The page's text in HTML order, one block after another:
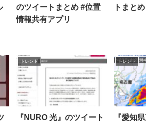
のツイートまとめ #位置
情報共有アプリ
トまと
トレンド
『NURO 光』のツイート
トレンド
『愛知